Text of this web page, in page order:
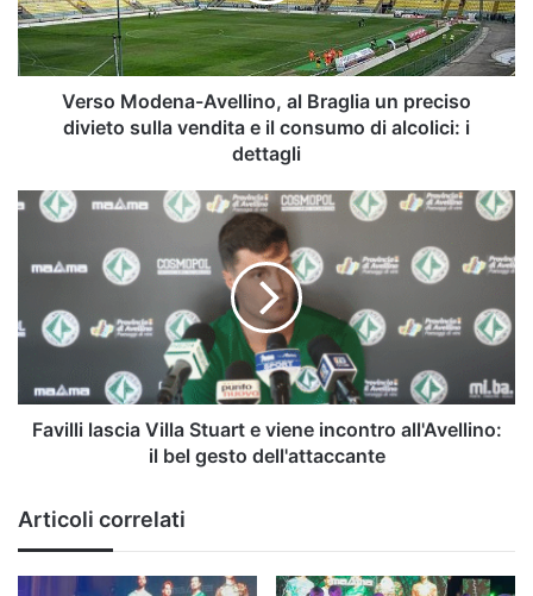
preciso
divieto
sulla
vendita
di
alcolici:
dettagli
Verso Modena-Avellino, al Braglia un preciso
divieto sulla vendita e il consumo di alcolici: i
dettagli
Favilli
lascia
Stuart
viene
incontro
il
belFavilli lascia Villa Stuart e viene incontro all'Avellino:
il bel gesto dell'attaccante
Articoli correlati